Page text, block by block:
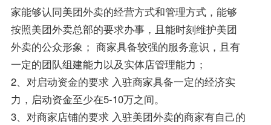
家能够认同美团外卖的经营方式和管理方式，能够
按照美团外卖总部的要求办事，且能时刻维护美团
外卖的公众形象； 商家具备较强的服务意识，且有
一定的团队组建能力以及实体店管理能力；
2、对启动资金的要求 入驻商家具备一定的经济实
力，启动资金至少在5-10万之间。
3、对商家店铺的要求 入驻美团外卖的商家有自己的